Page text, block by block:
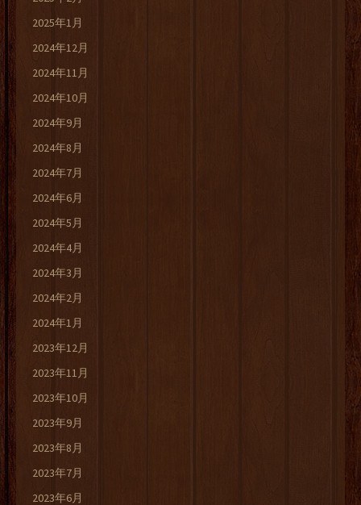
2025年1月
2024年12月
2024年11月
2024年10月
2024年9月
2024年8月
2024年7月
2024年6月
2024年5月
2024年4月
2024年3月
2024年2月
2024年1月
2023年12月
2023年11月
2023年10月
2023年9月
2023年8月
2023年7月
2023年6月